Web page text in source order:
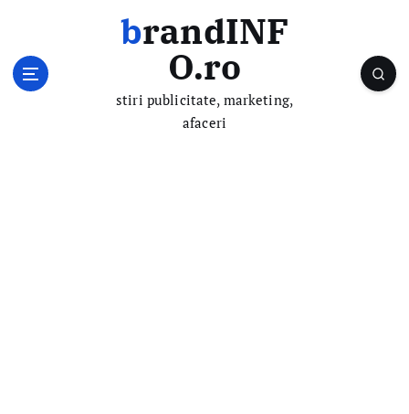
brandINF
O.ro
stiri publicitate, marketing,
afaceri